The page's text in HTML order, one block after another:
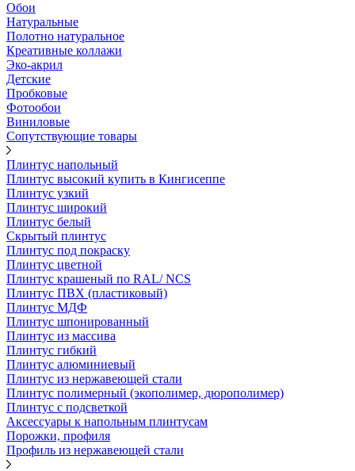
Обои
Натуральные
Полотно натуральное
Креативные коллажи
Эко-акрил
Детские
Пробковые
Фотообои
Виниловые
Сопутствующие товары
Плинтус напольный
Плинтус высокий купить в Кингисеппе
Плинтус узкий
Плинтус широкий
Плинтус белый
Скрытый плинтус
Плинтус под покраску
Плинтус цветной
Плинтус крашеный по RAL/ NCS
Плинтус ПВХ (пластиковый)
Плинтус МДФ
Плинтус шпонированный
Плинтус из массива
Плинтус гибкий
Плинтус алюминиевый
Плинтус из нержавеющей стали
Плинтус полимерный (экополимер, дюрополимер)
Плинтус с подсветкой
Аксессуары к напольным плинтусам
Порожки, профиля
Профиль из нержавеющей стали